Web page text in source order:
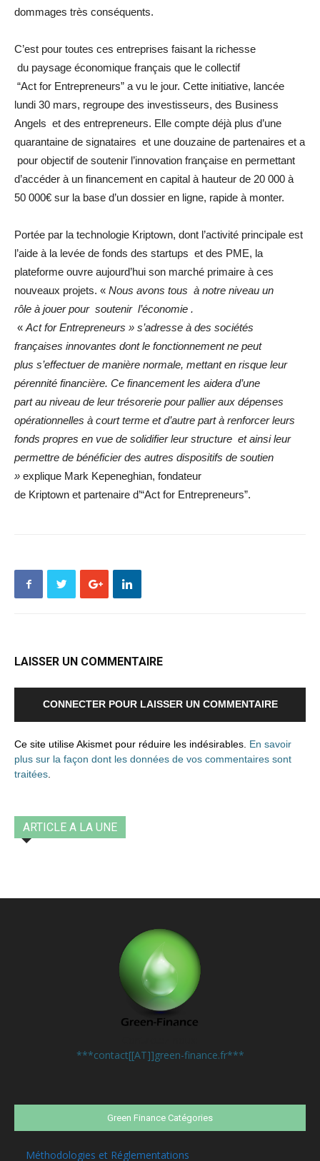
dommages très conséquents.
C’est pour toutes ces entreprises faisant la richesse
du paysage économique français que le collectif
“Act for Entrepreneurs” a vu le jour. Cette initiative, lancée
lundi 30 mars, regroupe des investisseurs, des Business
Angels et des entrepreneurs. Elle compte déjà plus d’une
quarantaine de signataires et une douzaine de partenaires et a
pour objectif de soutenir l’innovation française en permettant
d’accéder à un financement en capital à hauteur de 20 000 à
50 000€ sur la base d’un dossier en ligne, rapide à monter.
Portée par la technologie Kriptown, dont l’activité principale est
l’aide à la levée de fonds des startups et des PME, la
plateforme ouvre aujourd’hui son marché primaire à ces
nouveaux projets. « Nous avons tous à notre niveau un
rôle à jouer pour soutenir l’économie .
« Act for Entrepreneurs » s’adresse à des sociétés
françaises innovantes dont le fonctionnement ne peut
plus s’effectuer de manière normale, mettant en risque leur
pérennité financière. Ce financement les aidera d’une
part au niveau de leur trésorerie pour pallier aux dépenses
opérationnelles à court terme et d’autre part à renforcer leurs
fonds propres en vue de solidifier leur structure et ainsi leur
permettre de bénéficier des autres dispositifs de soutien
» explique Mark Kepeneghian, fondateur
de Kriptown et partenaire d’“Act for Entrepreneurs”.
LAISSER UN COMMENTAIRE
CONNECTER POUR LAISSER UN COMMENTAIRE
Ce site utilise Akismet pour réduire les indésirables. En savoir
plus sur la façon dont les données de vos commentaires sont
traitées
ARTICLE A LA UNE
***contact[[AT]]green-finance.fr***
Green Finance Catégories
Méthodologies et Réglementations